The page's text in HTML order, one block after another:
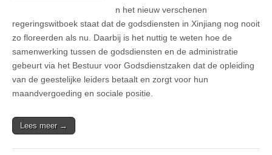
n het nieuw verschenen
regeringswitboek staat dat de godsdiensten in Xinjiang nog nooit
zo floreerden als nu. Daarbij is het nuttig te weten hoe de
samenwerking tussen de godsdiensten en de administratie
gebeurt via het Bestuur voor Godsdienstzaken dat de opleiding
van de geestelijke leiders betaalt en zorgt voor hun
maandvergoeding en sociale positie.
Lees meer →